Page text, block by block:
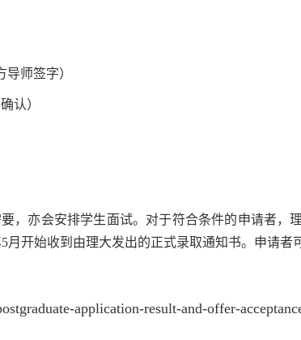
师签字）
认）
，亦会安排学生面试。对于符合条件的申请者，
5月开始收到由理大发出的正式录取通知书。申请者
application-result-and-offer-